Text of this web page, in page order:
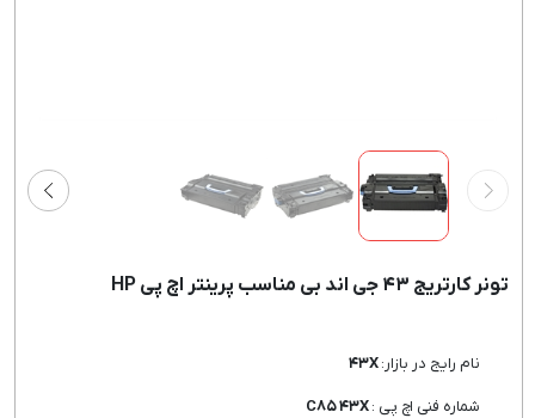
تونر کارتریج ۴۳ جی اند بی مناسب پرینتر اچ پی HP
نام رایج در بازار:
شماره فنی اچ پی :